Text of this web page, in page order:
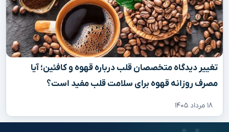
تغییر دیدگاه متخصصان قلب درباره قهوه و کافئین؛ آیا
مصرف روزانه قهوه برای سلامت قلب مفید است؟
۱۸ مرداد ۱۴۰۵